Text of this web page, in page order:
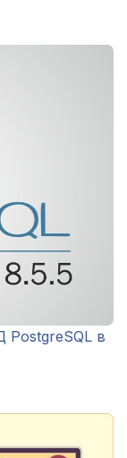
PostgreSQL в